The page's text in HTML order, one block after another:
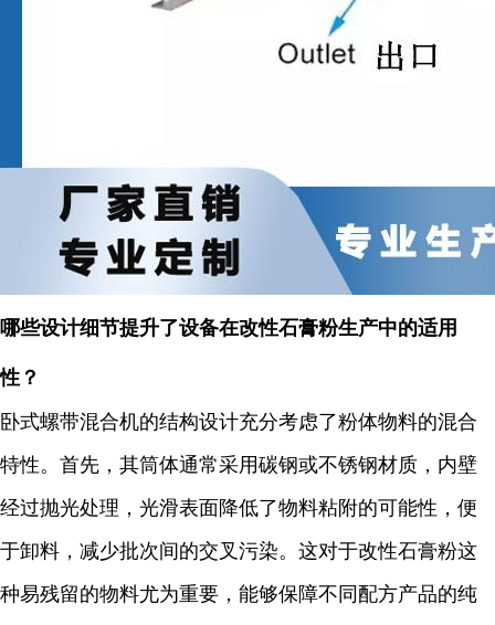
哪些设计细节提升了设备在改性石膏粉生产中的适用
性？
卧式螺带混合机的结构设计充分考虑了粉体物料的混合
特性。首先，其筒体通常采用碳钢或不锈钢材质，内壁
经过抛光处理，光滑表面降低了物料粘附的可能性，便
于卸料，减少批次间的交叉污染。这对于改性石膏粉这
种易残留的物料尤为重要，能够保障不同配方产品的纯